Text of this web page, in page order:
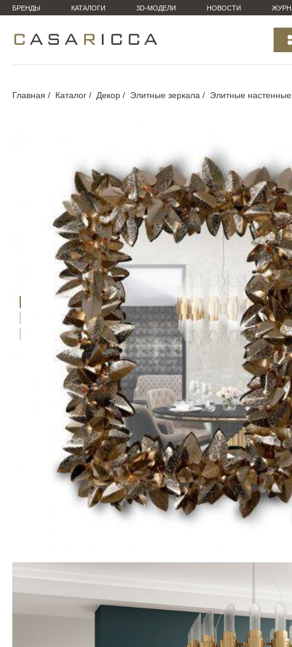
БРЕНДЫ КАТАЛОГИ 3D-МОДЕЛИ НОВОСТИ
Главная Каталог Декор Элитные зеркала Элитные настенные